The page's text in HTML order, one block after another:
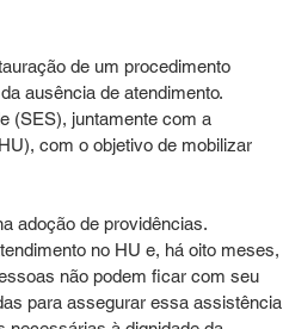
de um procedimento
ausência de atendimento.
(SES), juntamente com a
com o objetivo de mobilizar
adoção de providências.
no HU e, há oito meses,
não podem ficar com seu
para assegurar essa assistência